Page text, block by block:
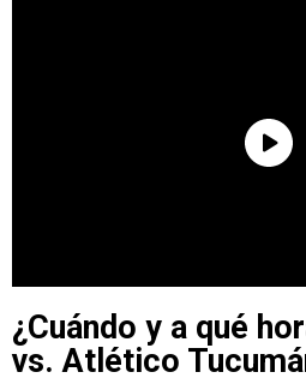
¿Cuándo y a qué
vs. Atlético